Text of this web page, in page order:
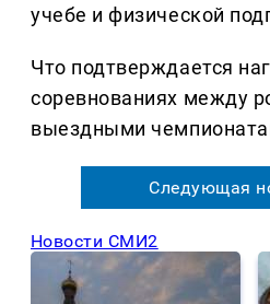
учебе и физической
Что подтверждается
соревнованиях между
выездными
Следующая
Новости СМИ2